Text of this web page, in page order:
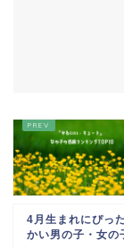
4月生まれにぴっ
かい男の子・女の